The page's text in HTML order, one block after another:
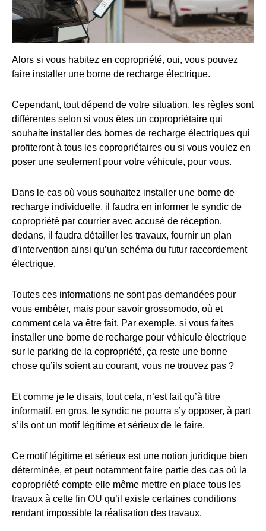
Alors si vous habitez en copropriété, oui, vous pouvez
faire installer une borne de recharge électrique.
Cependant, tout dépend de votre situation, les règles sont
différentes selon si vous êtes un copropriétaire qui
souhaite installer des bornes de recharge électriques qui
profiteront à tous les copropriétaires ou si vous voulez en
poser une seulement pour votre véhicule, pour vous.
Dans le cas où vous souhaitez installer une borne de
recharge individuelle, il faudra en informer le syndic de
copropriété par courrier avec accusé de réception,
dedans, il faudra détailler les travaux, fournir un plan
d’intervention ainsi qu’un schéma du futur raccordement
électrique.
Toutes ces informations ne sont pas demandées pour
vous embêter, mais pour savoir grossomodo, où et
comment cela va être fait. Par exemple, si vous faites
installer une borne de recharge pour véhicule électrique
sur le parking de la copropriété, ça reste une bonne
chose qu’ils soient au courant, vous ne trouvez pas ?
Et comme je le disais, tout cela, n’est fait qu’à titre
informatif, en gros, le syndic ne pourra s’y opposer, à part
s’ils ont un motif légitime et sérieux de le faire.
Ce motif légitime et sérieux est une notion juridique bien
déterminée, et peut notamment faire partie des cas où la
copropriété compte elle même mettre en place tous les
travaux à cette fin OU qu’il existe certaines conditions
rendant impossible la réalisation des travaux.